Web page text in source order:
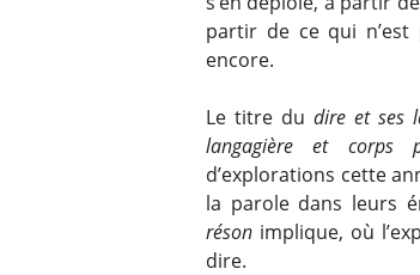
partir de ce qui n’est
encore.
Le titre du dire et ses
langagière et corps
d’explorations cette
la parole dans leurs
réson implique, où
dire.